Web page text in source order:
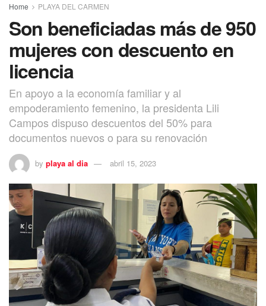
Home PLAYA DEL CARMEN
Son beneficiadas más de 950
mujeres con descuento en
licencia
En apoyo a la economía familiar y al
empoderamiento femenino, la presidenta Lili
Campos dispuso descuentos del 50% para
documentos nuevos o para su renovación
by playa al dia abril 15, 2023